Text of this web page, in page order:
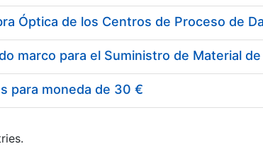
para moneda de 30 €